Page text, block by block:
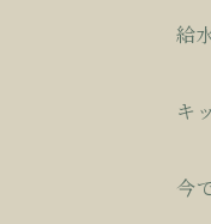
給
キ
今